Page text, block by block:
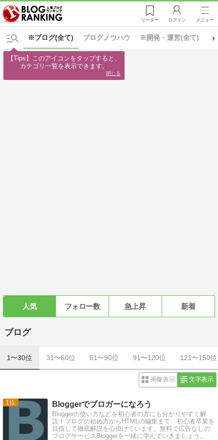
リーダー ログイン メニュー
※ブログ(全て) ※開発・運営(全て)
ブログノウハウ
人気 フォロー数 急上昇 新着
ブログ
1〜30位 31〜60位 61〜90位 91〜120位 121〜150位
画像表示 文字表示
1 Bloggerでブロガーになろう
Bloggerの使い方などを初心者の方にも分かりやすく解
説！ブログの始め方からHTMLの編集まで、初心者卒業を
目指して徹底解説を心掛けています。無料で広告なしの
ブログサービスBloggerを一緒に学んでいきましょう。
【Tips】このアイコンをタップすると、
カテゴリ一覧を表示できます。
閉じる